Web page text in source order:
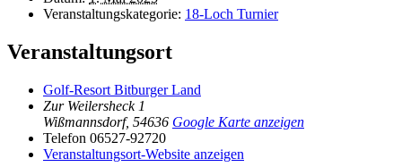
Veranstaltungskategorie: 18-Loch Turnier
Veranstaltungsort
Golf-Resort Bitburger Land
Zur Weilersheck 1
Wißmannsdorf, 54636 Google Karte anzeigen
Telefon 06527-92720
Veranstaltungsort-Website anzeigen